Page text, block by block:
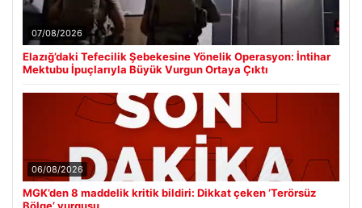
07/08/2026
Elazığ’daki Tefecilik Şebekesine Yönelik Operasyon: İntihar
Mektubu İpuçlarıyla Büyük Vurgun Ortaya Çıktı
06/08/2026
MGK’den 8 maddelik kritik bildiri: Dikkat çeken ‘Terörsüz
Bölge’ vurgusu